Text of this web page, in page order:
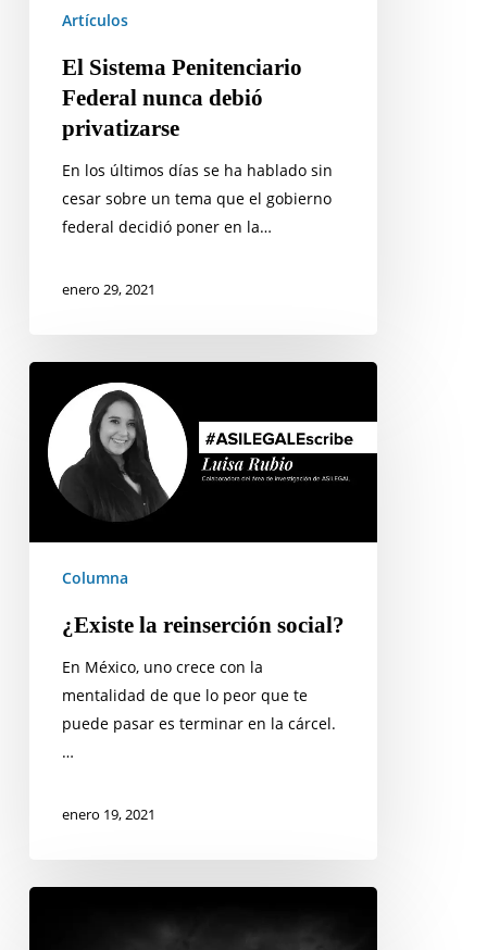
Artículos
El Sistema Penitenciario
Federal nunca debió
privatizarse
En los últimos días se ha hablado sin
cesar sobre un tema que el gobierno
federal decidió poner en la…
enero 29, 2021
reinserción
social?
Columna
¿Existe la reinserción social?
En México, uno crece con la
mentalidad de que lo peor que te
puede pasar es terminar en la cárcel.
…
enero 19, 2021